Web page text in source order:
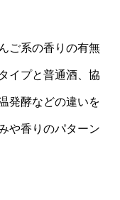
ご系の香りの有無
イプと普通酒、協
発酵などの違いを
や香りのパターン